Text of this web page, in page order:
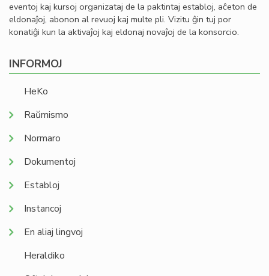
eventoj kaj kursoj organizataj de la paktintaj establoj, aĉeton de
eldonaĵoj, abonon al revuoj kaj multe pli. Vizitu ĝin tuj por
konatiĝi kun la aktivaĵoj kaj eldonaj novaĵoj de la konsorcio.
INFORMOJ
HeKo
Raŭmismo
Normaro
Dokumentoj
Establoj
Instancoj
En aliaj lingvoj
Heraldiko